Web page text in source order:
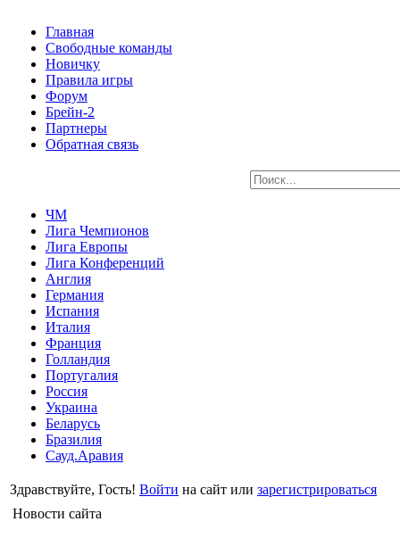
Главная
Свободные команды
Новичку
Правила игры
Форум
Брейн-2
Партнеры
Обратная связь
ЧМ
Лига Чемпионов
Лига Европы
Лига Конференций
Англия
Германия
Испания
Италия
Франция
Голландия
Португалия
Россия
Украина
Беларусь
Бразилия
Сауд.Аравия
Здравствуйте, Гость! Войти на сайт или зарегистрироваться
Новости сайта